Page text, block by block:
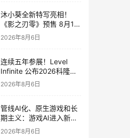
沐小葵全新特写亮相！
《影之刃零》预售 8月12
日开启
2026年8月6日
连续五年参展！Level
Infinite 公布2026科隆游
戏展产品阵容
2026年8月6日
管线AI化、原生游戏和长
期主义：游戏AI进入新共
识时代
2026年8月6日